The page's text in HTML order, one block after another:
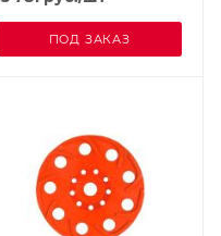
ПОД ЗАКАЗ